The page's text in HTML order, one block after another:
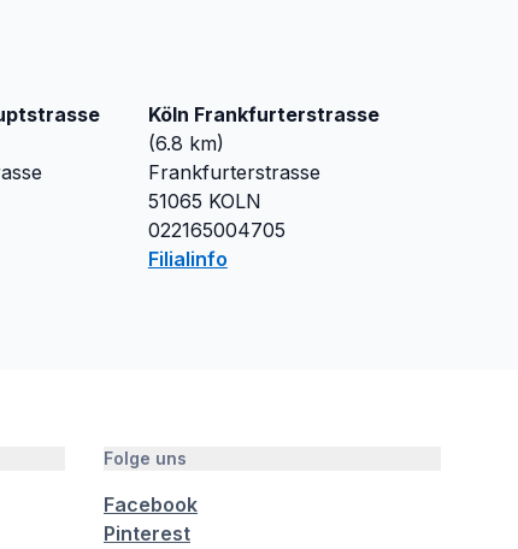
Köln Frankfurterstrasse
(6.8 km)
Frankfurterstrasse
51065 KOLN
022165004705
Filialinfo
Folge uns
Facebook
Pinterest